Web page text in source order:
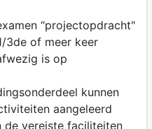
“projectopdracht"
3de of meer keer
is op
kunnen
aangeleerd
de vereiste faciliteiten